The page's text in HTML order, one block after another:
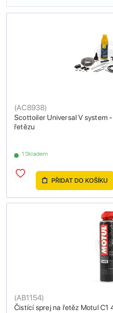
Scottoiler Universal V system
řetězu
(AC8938)
1 Skladem
PŘIDAT DO KOŠÍKU
Čistící sprej na řetěz Motul C1
(AB1154)